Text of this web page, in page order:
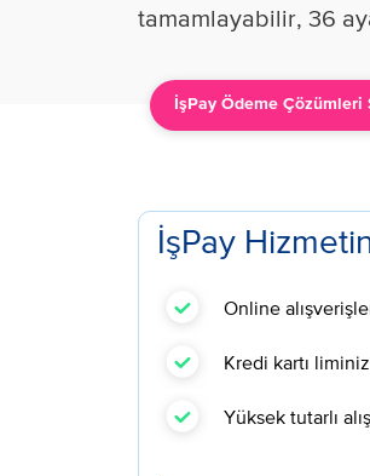
tamamlayabilir, 36
İşPay Ödeme
İşPay
Online
Kredi kartı
Yüksek tutarlı